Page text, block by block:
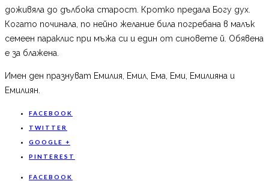
доживяла до дълбока старост. Кротко предала Богу дух.
Когато починала, по нейно желание била погребана в малък
семеен параклис при мъжа си и един от синовете й. Обявена
е за блажена.
Имен ден празнуват Емилия, Емил, Ема, Еми, Емилияна и
Емилиян.
FACEBOOK
TWITTER
GOOGLE +
PINTEREST
FACEBOOK